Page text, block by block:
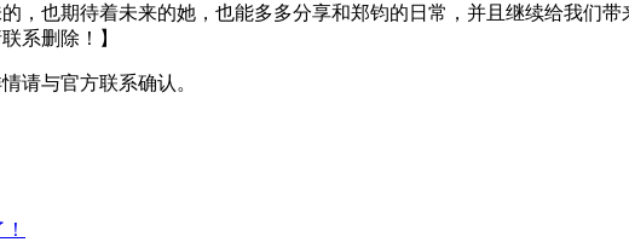
，也期待着未来的她，也能多多分享和郑钧的日常，并且继续给我们
系删除！】
请与官方联系确认。